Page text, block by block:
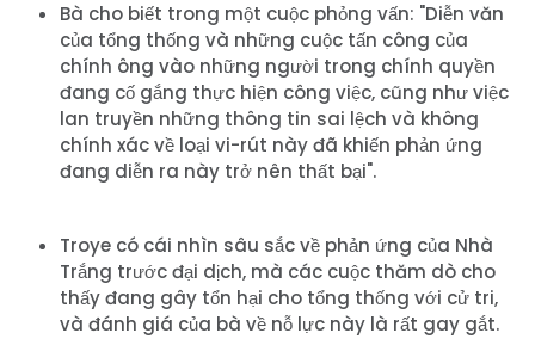
Bà cho biết trong một cuộc phỏng vấn: "Diễn văn
của tổng thống và những cuộc tấn công của
chính ông vào những người trong chính quyền
đang cố gắng thực hiện công việc, cũng như việc
lan truyền những thông tin sai lệch và không
chính xác về loại vi-rút này đã khiến phản ứng
đang diễn ra này trở nên thất bại".
Troye có cái nhìn sâu sắc về phản ứng của Nhà
Trắng trước đại dịch, mà các cuộc thăm dò cho
thấy đang gây tổn hại cho tổng thống với cử tri,
và đánh giá của bà về nỗ lực này là rất gay gắt.